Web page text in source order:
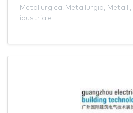
Metallurgica, Metallurgia, Metalli,
idustriale